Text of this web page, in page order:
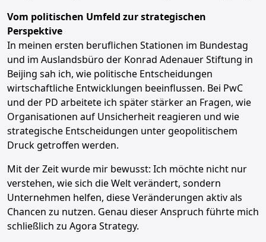
Vom politischen Umfeld zur strategischen
Perspektive
In meinen ersten beruflichen Stationen im Bundestag
und im Auslandsbüro der Konrad Adenauer Stiftung in
Beijing sah ich, wie politische Entscheidungen
wirtschaftliche Entwicklungen beeinflussen. Bei PwC
und der PD arbeitete ich später stärker an Fragen, wie
Organisationen auf Unsicherheit reagieren und wie
strategische Entscheidungen unter geopolitischem
Druck getroffen werden.
Mit der Zeit wurde mir bewusst: Ich möchte nicht nur
verstehen, wie sich die Welt verändert, sondern
Unternehmen helfen, diese Veränderungen aktiv als
Chancen zu nutzen. Genau dieser Anspruch führte mich
schließlich zu Agora Strategy.